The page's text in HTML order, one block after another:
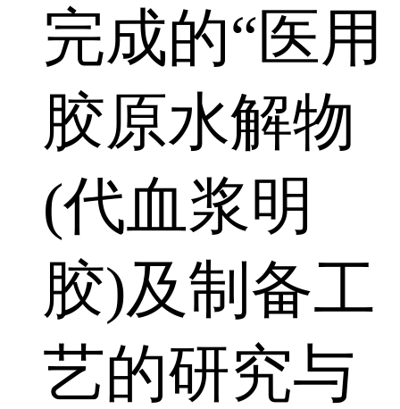
完成的“医用
胶原水解物
(代血浆明
胶)及制备工
艺的研究与